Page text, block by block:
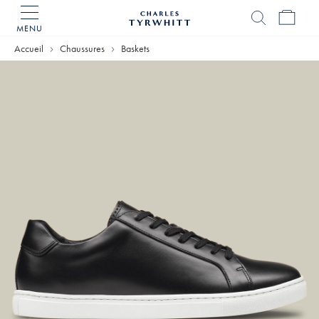
MENU
Tyrwhitt
Accueil Chaussures Baskets